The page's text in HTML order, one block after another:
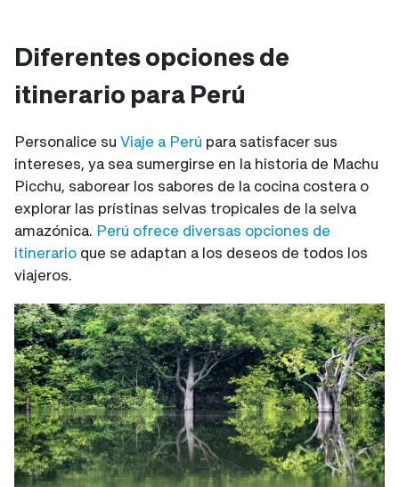
Diferentes opciones de
itinerario para Perú
Personalice su Viaje a Perú para satisfacer sus
intereses, ya sea sumergirse en la historia de Machu
Picchu, saborear los sabores de la cocina costera o
explorar las prístinas selvas tropicales de la selva
amazónica. Perú ofrece diversas opciones de
itinerario que se adaptan a los deseos de todos los
viajeros.